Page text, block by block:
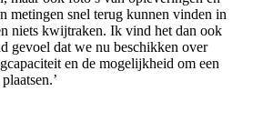
metingen snel terug kunnen vinden in
niets kwijtraken. Ik vind het dan ook
gevoel dat we nu beschikken over
en de mogelijkheid om een